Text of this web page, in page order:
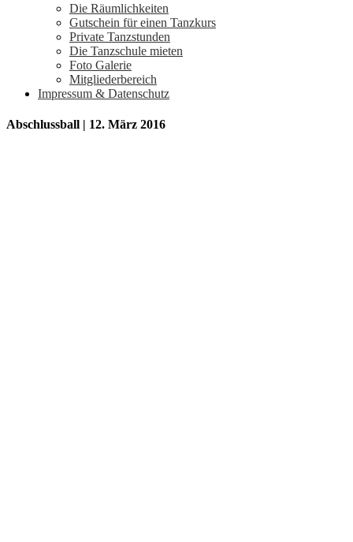
Die Räumlichkeiten
Gutschein für einen Tanzkurs
Private Tanzstunden
Die Tanzschule mieten
Foto Galerie
Mitgliederbereich
Impressum & Datenschutz
Abschlussball | 12. März 2016